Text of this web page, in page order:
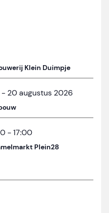
Klein Duimpje
- 20 augustus 2026
-17:00
Plein28